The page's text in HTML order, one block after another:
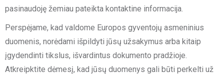
pasinaudoję žemiau pateikta kontaktine informacija.
Perspėjame, kad valdome Europos gyventojų asmeninius
duomenis, norėdami išpildyti jūsų užsakymus arba kitaip
įgydendinti tikslus, išvardintus dokumento pradžioje.
Atkreipktite dėmesį, kad jūsų duomenys gali būti perkelti už